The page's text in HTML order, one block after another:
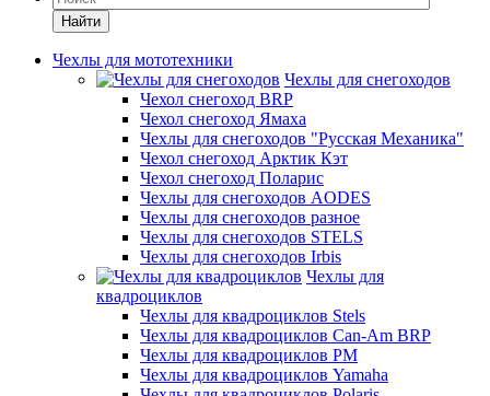
Найти
Чехлы для мототехники
Чехлы для снегоходов
Чехол снегоход BRP
Чехол снегоход Ямаха
Чехлы для снегоходов "Русская Механика"
Чехол снегоход Арктик Кэт
Чехол снегоход Поларис
Чехлы для снегоходов AODES
Чехлы для снегоходов разное
Чехлы для снегоходов STELS
Чехлы для снегоходов Irbis
Чехлы для
квадроциклов
Чехлы для квадроциклов Stels
Чехлы для квадроциклов Can-Am BRP
Чехлы для квадроциклов РМ
Чехлы для квадроциклов Yamaha